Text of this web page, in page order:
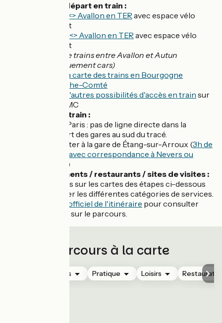
Accès au départ en train :
Paris <> Avallon en TERavec espace vélo
gratuit
Dijon <> Avallon en TERavec espace vélo
gratuit
Pas de trains entre Avallon et Autun
(uniquement cars)
Voir la carte des trains en Bourgogne
Franche-Comté
Voir d'autres possibilités d'accès en train sur
la GTMC
Retour en train :
Vers Paris : pas de ligne directe dans la
plupart des gares au sud du tracé.
S'arrêter à la gare de Étang-sur-Arroux (3h de
trajet avec correspondance à Nevers ou
)
Hébergements / restaurants / sites de visites :
rendez-vous sur les cartes des étapes ci-dessous
pour afficher les différentes catégories de services.
site officiel de l'itinéraire pour consulter
plus d'infos sur le parcours.
Parcours à la carte
Hébergements Pratique Loisirs